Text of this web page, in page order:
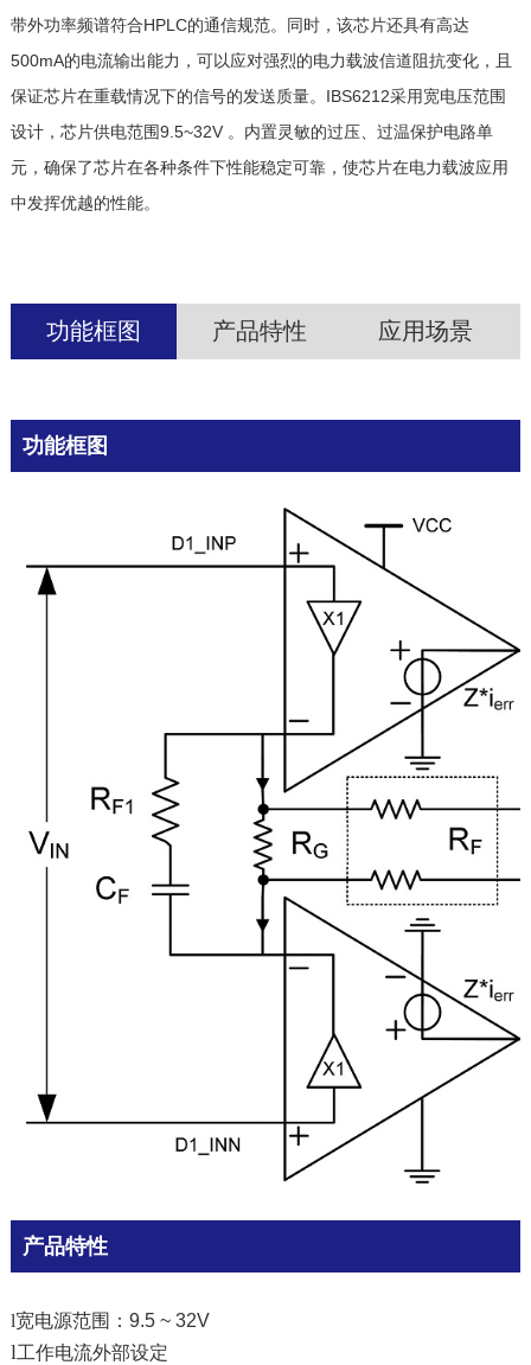
带外功率频谱符合HPLC的通信规范。同时，该芯片还具有高达
500mA的电流输出能力，可以应对强烈的电力载波信道阻抗变化，且
保证芯片在重载情况下的信号的发送质量。IBS6212采用宽电压范围
设计，芯片供电范围9.5~32V 。内置灵敏的过压、过温保护电路单
元，确保了芯片在各种条件下性能稳定可靠，使芯片在电力载波应用
中发挥优越的性能。
功能框图 产品特性 应用场景
功能框图
产品特性
l宽电源范围：9.5 ~ 32V
l工作电流外部设定